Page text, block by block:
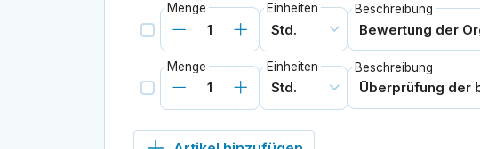
Menge Einheiten Beschreibung
Menge Einheiten Beschreibung